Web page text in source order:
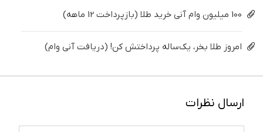
100 میلیون وام آنی خرید طلا (بازپرداخت 12 ماهه)
امروز طلا بخر، یک‌ساله پرداختش کن! (دریافت آنی وام)
ارسال نظرات